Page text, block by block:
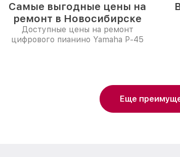
Самые выгодные цены на
ремонт в Новосибирске
Доступные цены на ремонт
цифрового пианино Yamaha P-45
Еще